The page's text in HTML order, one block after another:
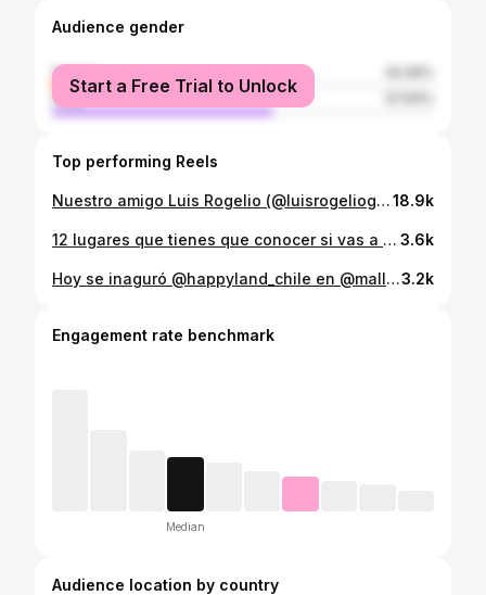
Audience gender
female
male
Start a Free Trial to Unlock
Top performing Reels
Nuestro amigo Luis Rogelio (@luisrogeliog) nos envió fotos de su recorrido por la isla de Chiloé, en donde pudo tomar bellas fotos de atractivos turísticos, como la Isla Aucar en Quemchi; la iglesia patrimonial en Tenaún y el Muelle de la Luz y de las Almas. Si eres fotógrafo profesional o aficionado y tienes fotos de la naturaleza que quieras compartir, te invitamos a enviarlas al correo redes@biobiochile.cl18.9k
12 lugares que tienes que conocer si vas a visitar Coñaripe Y si necesitas alojamiento o un lugar para comer, te recomiendo si o si el Hotel Elizabeth que cuenta con habitaciones acogedoras y un restorante con una amplia carta con las mejores preparaciones. #coñaripe #panguipulli #surdechile #chile Conoces Coñaripe? 3.6k
Hoy se inaguró @happyland_chile en @mallplazacl Oeste. Con 10 juegos mecánicos y el xtreme fall que ahora pasa a llamarse Mega Drop. Fuimos a visitar este nuevo parque junto a @diariolabatalla Los horarios son: Viernes y sábado 14 a 21 hrs Domingo 13 a 20 hrs 🎶. 🎢. 🎈. 〽️. #happyland #plazaoeste #diariolabatalla Te subirás al Mega Drop?3.2k
Engagement rate benchmark
Median
Audience location by country